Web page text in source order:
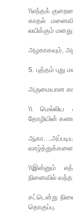
\\எந்தக்
காதல் மனைவி
லயிக்கும்
அழகாகவும்,
5. புத்தம் புது
அருமையான
\\ மெல்லிய
தோழியின்
\\இன்னும்
நினைவில்
சட்டென்று
தொகுப்பு.